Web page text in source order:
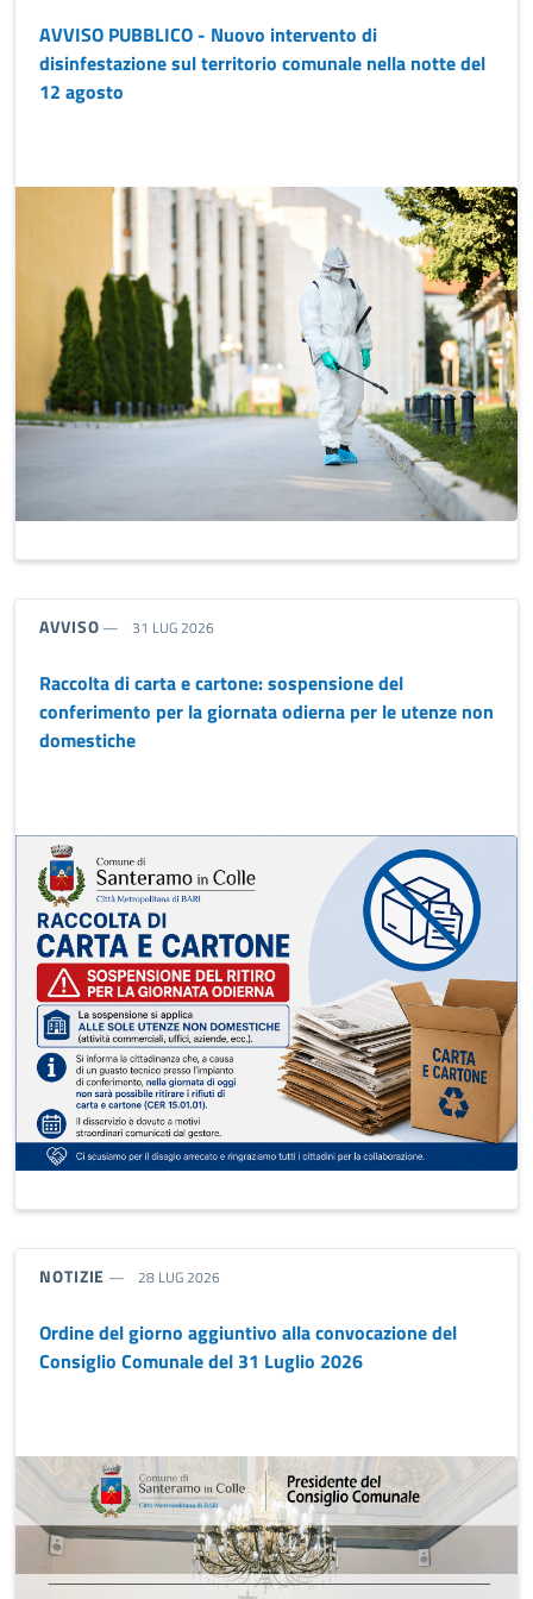
AVVISO PUBBLICO - Nuovo intervento di
disinfestazione sul territorio comunale nella notte del
12 agosto
TIPO NOTIZIA:
AVVISO 31 LUG 2026
Raccolta di carta e cartone: sospensione del
conferimento per la giornata odierna per le utenze non
domestiche
TIPO NOTIZIA:
NOTIZIE 28 LUG 2026
Ordine del giorno aggiuntivo alla convocazione del
Consiglio Comunale del 31 Luglio 2026